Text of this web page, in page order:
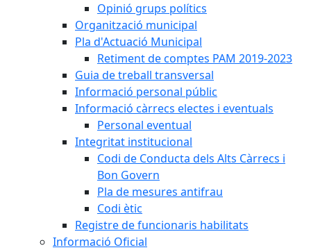
Opinió grups polítics
Organització municipal
Pla d'Actuació Municipal
Retiment de comptes PAM 2019-2023
Guia de treball transversal
Informació personal públic
Informació càrrecs electes i eventuals
Personal eventual
Integritat institucional
Codi de Conducta dels Alts Càrrecs i
Bon Govern
Pla de mesures antifrau
Codi ètic
Registre de funcionaris habilitats
Informació Oficial